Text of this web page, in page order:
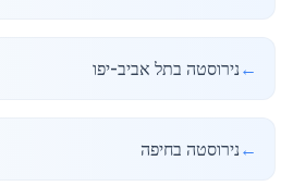
← נירוסטה בתל אביב-יפו
← נירוסטה בחיפה